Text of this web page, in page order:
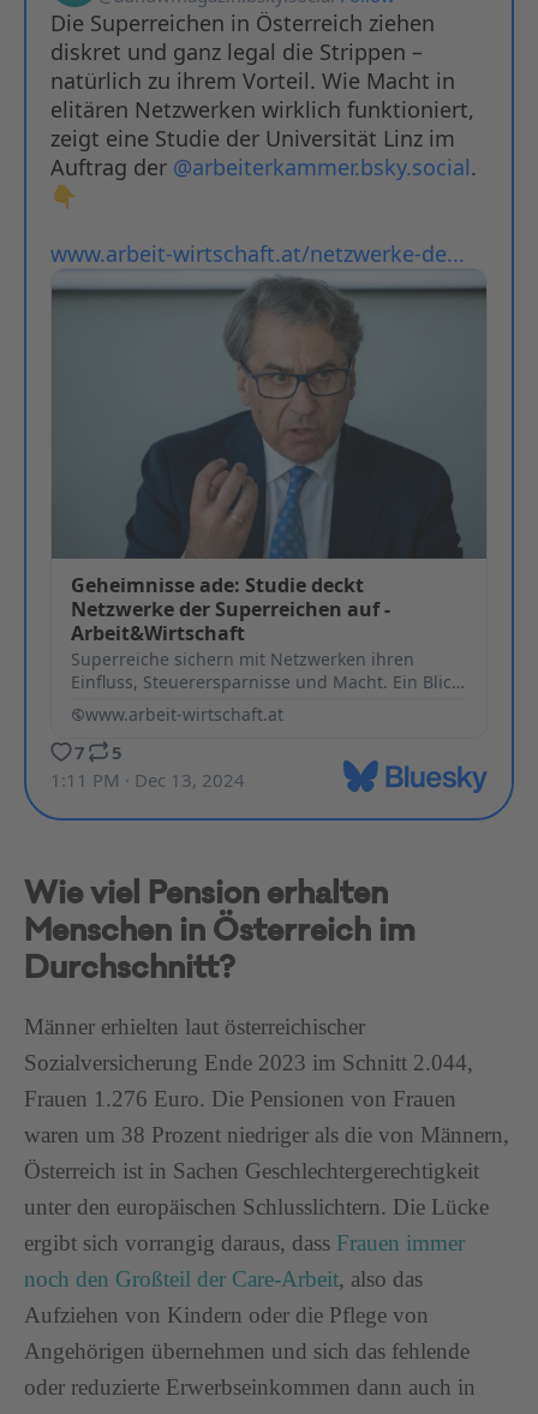
Wie viel Pension erhalten
Menschen in Österreich im
Durchschnitt?
Männer erhielten laut österreichischer
Sozialversicherung Ende 2023 im Schnitt 2.044,
Frauen 1.276 Euro. Die Pensionen von Frauen
waren um 38 Prozent niedriger als die von Männern,
Österreich ist in Sachen Geschlechtergerechtigkeit
unter den europäischen Schlusslichtern. Die Lücke
ergibt sich vorrangig daraus, dass Frauen immer
noch den Großteil der Care-Arbeit, also das
Aufziehen von Kindern oder die Pflege von
Angehörigen übernehmen und sich das fehlende
oder reduzierte Erwerbseinkommen dann auch in